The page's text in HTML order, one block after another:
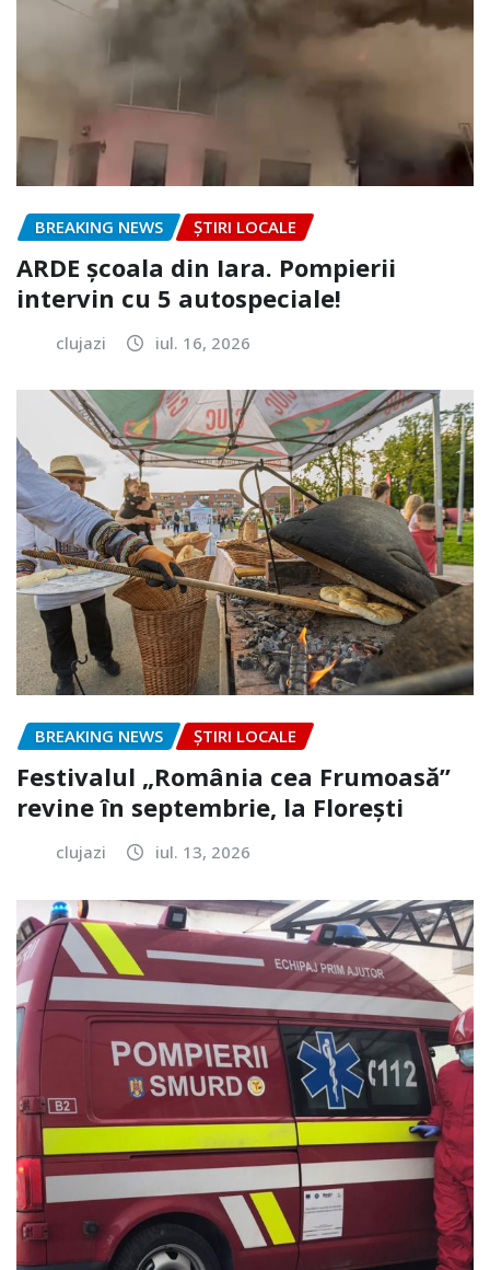
BREAKING NEWS ȘTIRI LOCALE
ARDE școala din Iara. Pompierii
intervin cu 5 autospeciale!
clujazi iul. 16, 2026
BREAKING NEWS ȘTIRI LOCALE
Festivalul „România cea Frumoasă”
revine în septembrie, la Florești
clujazi iul. 13, 2026